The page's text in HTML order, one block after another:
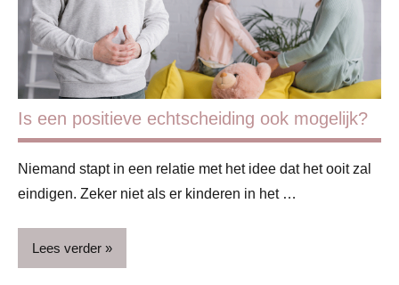
Schoolkind
Speelgoed
Speelhoek
Is een positieve echtscheiding ook mogelijk?
Niemand stapt in een relatie met het idee dat het ooit zal
eindigen. Zeker niet als er kinderen in het …
Lees verder